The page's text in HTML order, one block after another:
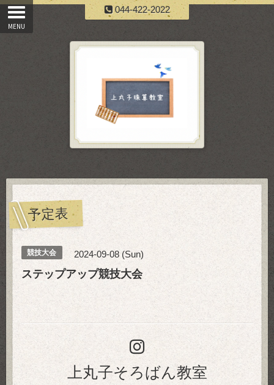
044-422-2022
予定表
競技大会 2024-09-08 (Sun)
ステップアップ競技大会
上丸子そろばん教室